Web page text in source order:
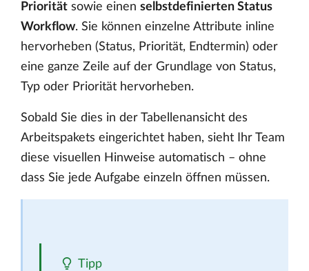
Priorität sowie einen selbstdefinierten Status
Workflow. Sie können einzelne Attribute inline
hervorheben (Status, Priorität, Endtermin) oder
eine ganze Zeile auf der Grundlage von Status,
Typ oder Priorität hervorheben.
Sobald Sie dies in der Tabellenansicht des
Arbeitspakets eingerichtet haben, sieht Ihr Team
diese visuellen Hinweise automatisch – ohne
dass Sie jede Aufgabe einzeln öffnen müssen.
Tipp